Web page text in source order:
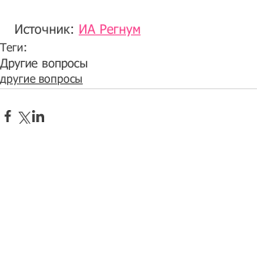
Источник: ИА Регнум
Теги:
Другие вопросы
другие вопросы